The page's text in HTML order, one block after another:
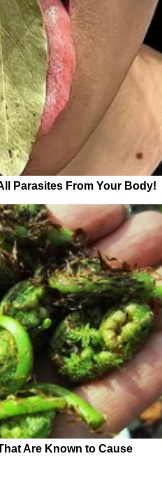
Parasites From Your Body!
Are Known to Cause